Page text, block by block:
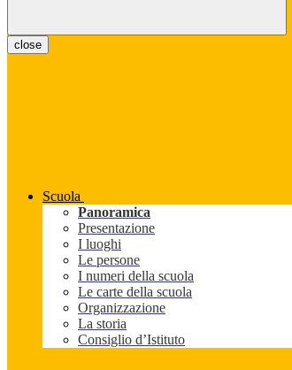
close
Scuola
Panoramica
Presentazione
I luoghi
Le persone
I numeri della scuola
Le carte della scuola
Organizzazione
La storia
Consiglio d’Istituto